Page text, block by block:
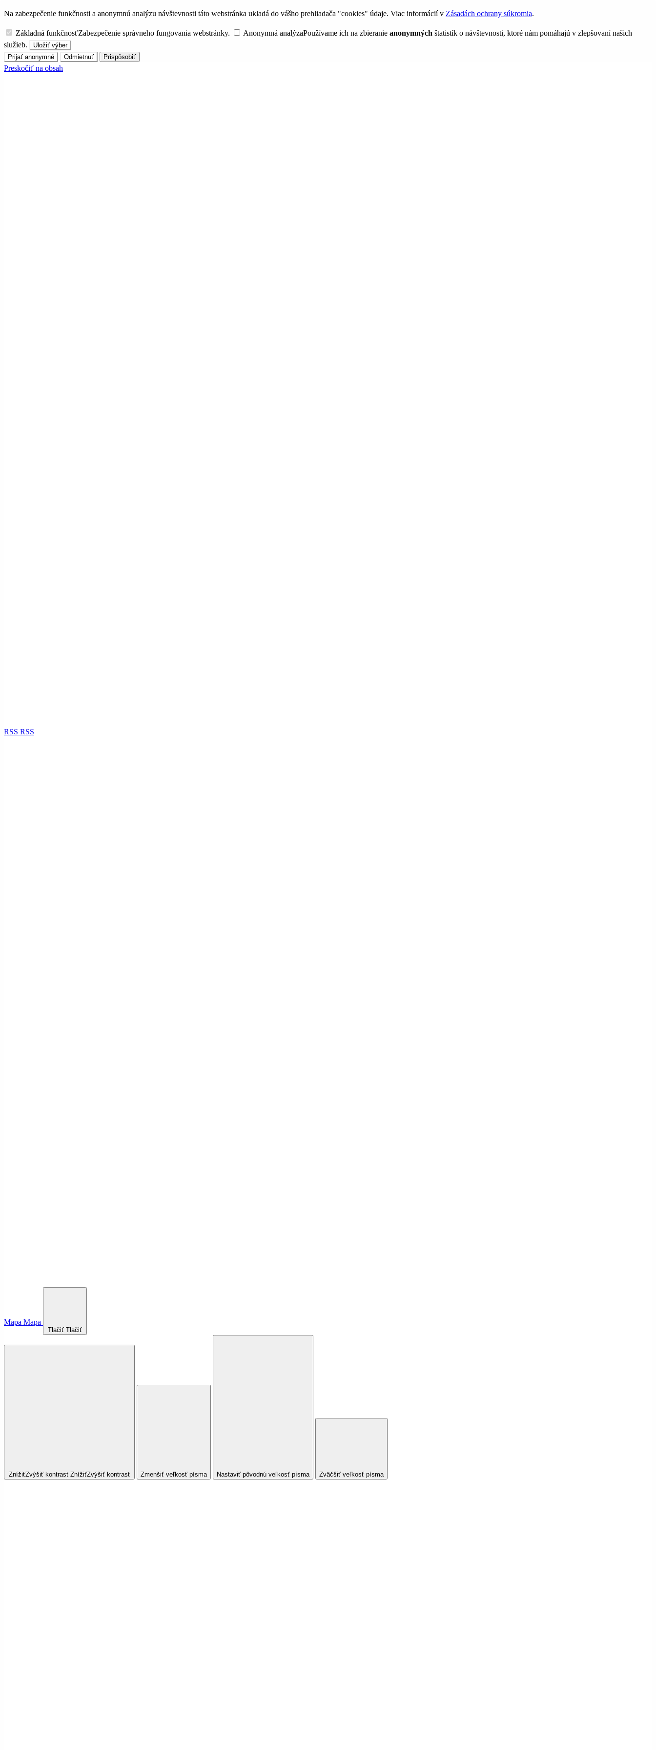
Na zabezpečenie funkčnosti a anonymnú analýzu návštevnosti táto webstránka ukladá do vášho prehliadača "cookies" údaje. Viac informácií v Zásadách ochrany súkromia.
Základná funkčnosťZabezpečenie správneho fungovania webstránky. Anonymná analýzaPoužívame ich na zbieranie anonymných štatistík o návštevnosti, ktoré nám pomáhajú v zlepšovaní našich
služieb.
Uložiť výber
Prijať anonymné
Odmietnuť Prispôsobiť
Preskočiť na obsah
RSS RSS
Mapa Mapa
Tlačiť Tlačiť
ZnížiťZvýšiť kontrast ZnížiťZvýšiť kontrast Zmenšiť veľkosť písma Nastaviť pôvodnú veľkosť písma Zväčšiť veľkosť písma